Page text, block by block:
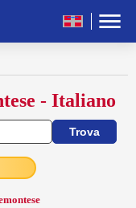
- Italiano